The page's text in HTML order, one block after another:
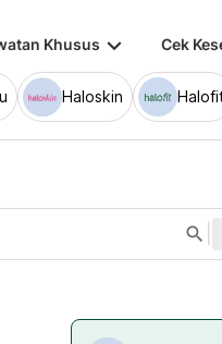
Khusus keyboard_arrow_down Cek
Haloskin
search